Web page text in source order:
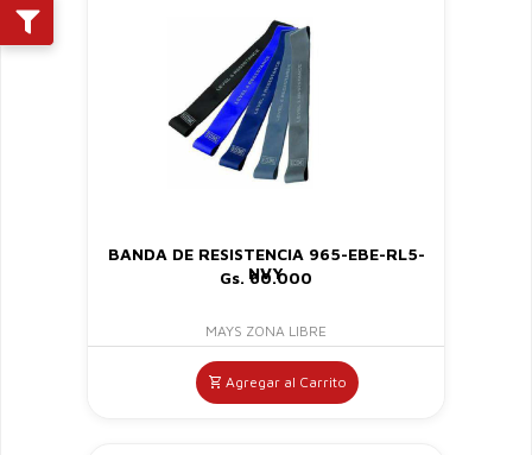
BANDA DE RESISTENCIA 965-EBE-RL5-
NVY
Gs. 60.000
MAYS ZONA LIBRE
Agregar al Carrito